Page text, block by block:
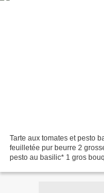
Tarte aux tomates et pesto
feuilletée pur beurre 2
pesto au basilic* 1 gros